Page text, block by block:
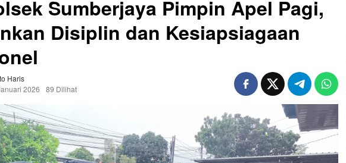
Sumberjaya Pimpin Apel Pagi,
Disiplin dan Kesiapsiagaan
Haris
2026
89 Dilihat